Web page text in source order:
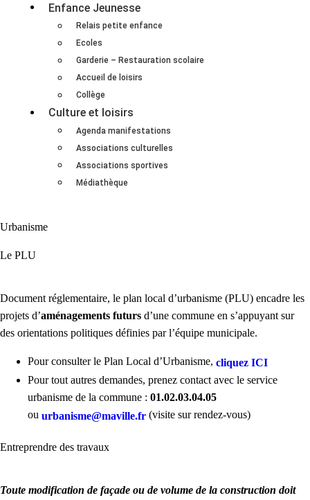
Enfance Jeunesse
Relais petite enfance
Ecoles
Garderie – Restauration scolaire
Accueil de loisirs
Collège
Culture et loisirs
Agenda manifestations
Associations culturelles
Associations sportives
Médiathèque
Urbanisme
Le PLU
Document réglementaire, le plan local d’urbanisme (PLU) encadre les
projets d’aménagements futurs d’une commune en s’appuyant sur
des orientations politiques définies par l’équipe municipale.
Pour consulter le Plan Local d’Urbanisme, cliquez ICI
Pour tout autres demandes, prenez contact avec le service
urbanisme de la commune : 01.02.03.04.05
ou urbanisme@maville.fr (visite sur rendez-vous)
Entreprendre des travaux
Toute modification de façade ou de volume de la construction doit